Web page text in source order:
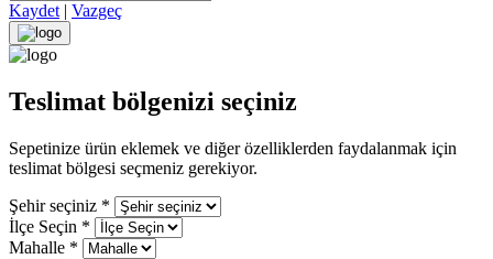
Kaydet | Vazgeç
Teslimat bölgenizi seçiniz
Sepetinize ürün eklemek ve diğer özelliklerden faydalanmak için
teslimat bölgesi seçmeniz gerekiyor.
Şehir seçiniz *
İlçe Seçin *
Mahalle *